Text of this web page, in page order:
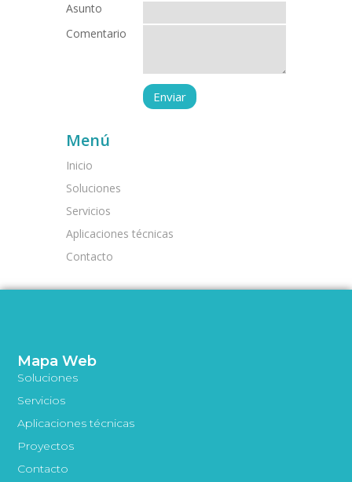
Asunto
Comentario
Menú
Inicio
Soluciones
Servicios
Aplicaciones técnicas
Contacto
Mapa Web
Soluciones
Servicios
Aplicaciones técnicas
Proyectos
Contacto